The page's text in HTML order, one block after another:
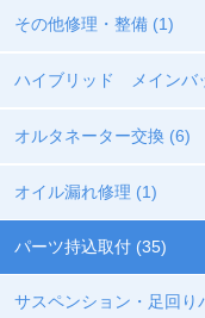
その他修理・整備 (1)
ハイブリッド メインバ
オルタネーター交換 (6)
オイル漏れ修理 (1)
パーツ持込取付 (35)
サスペンション・足回